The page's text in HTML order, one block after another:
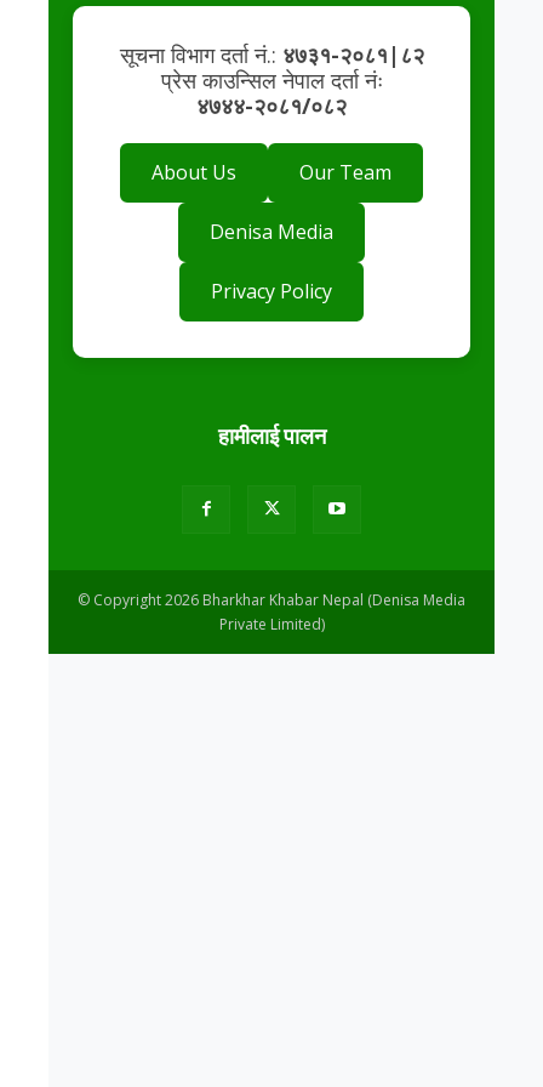
सूचना विभाग दर्ता नं.: ४७३१-२०८१|८२
प्रेस काउन्सिल नेपाल दर्ता नंः
४७४४-२०८१/०८२
About Us Our Team
Denisa Media
Privacy Policy
हामीलाई पालन
© Copyright 2026 Bharkhar Khabar Nepal (Denisa Media
Private Limited)